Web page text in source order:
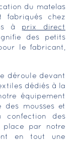
du matelas
fabriqués chez
à prix direct
des petits
le fabricant,
déroule devant
dédiés à la
équipement
des mousses et
confection des
place par notre
en tout une